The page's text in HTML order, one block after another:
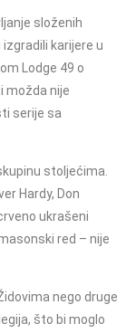
složenih
karijere u
Lodge 49 o
možda nije
serije sa
stoljećima.
Hardy, Don
ukrašeni
red – nije
nego druge
što bi moglo